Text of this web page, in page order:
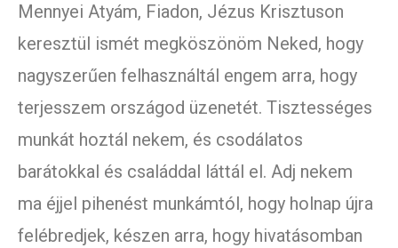
Mennyei Atyám, Fiadon, Jézus Krisztuson
keresztül ismét megköszönöm Neked, hogy
nagyszerűen felhasználtál engem arra, hogy
terjesszem országod üzenetét. Tisztességes
munkát hoztál nekem, és csodálatos
barátokkal és családdal láttál el. Adj nekem
ma éjjel pihenést munkámtól, hogy holnap újra
felébredjek, készen arra, hogy hivatásomban